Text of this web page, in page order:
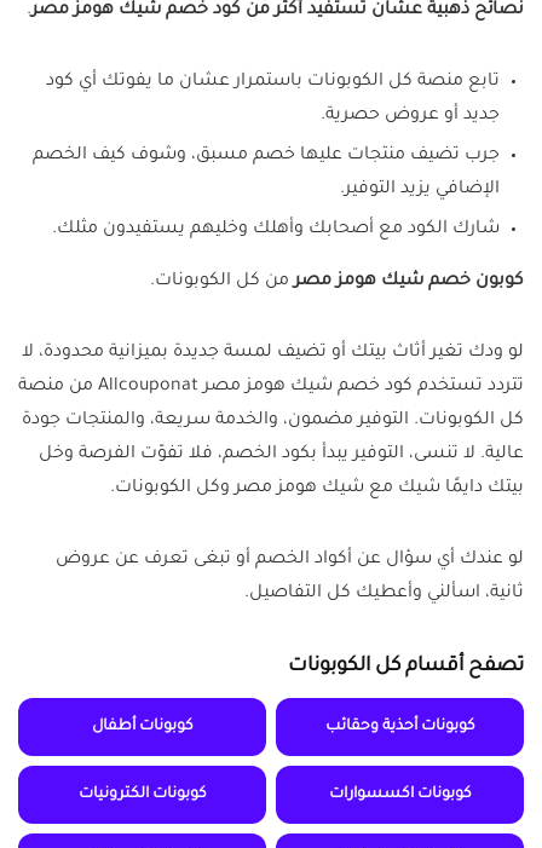
نصائح ذهبية عشان تستفيد أكثر من كود خصم شيك هومز مصر.
تابع منصة كل الكوبونات باستمرار عشان ما يفوتك أي كود
جديد أو عروض حصرية.
جرب تضيف منتجات عليها خصم مسبق، وشوف كيف الخصم
الإضافي يزيد التوفير.
شارك الكود مع أصحابك وأهلك وخليهم يستفيدون مثلك.
كوبون خصم شيك هومز مصرمن كل الكوبونات.
لو ودك تغير أثاث بيتك أو تضيف لمسة جديدة بميزانية محدودة، لا
تتردد تستخدم كود خصم شيك هومز مصر Allcouponat من منصة
كل الكوبونات. التوفير مضمون، والخدمة سريعة، والمنتجات جودة
عالية. لا تنسى، التوفير يبدأ بكود الخصم، فلا تفوّت الفرصة وخل
بيتك دايمًا شيك مع شيك هومز مصر وكل الكوبونات.
لو عندك أي سؤال عن أكواد الخصم أو تبغى تعرف عن عروض
ثانية، اسألني وأعطيك كل التفاصيل.
تصفح أقسام كل الكوبونات
كوبونات أحذية وحقائب كوبونات أطفال
كوبونات اكسسوارات كوبونات الكترونيات